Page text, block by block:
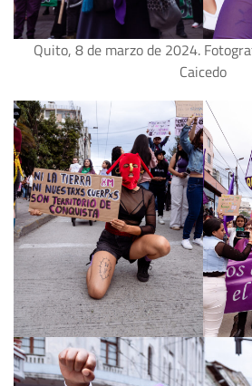
Quito, 8 de marzo de 2024.
Caicedo